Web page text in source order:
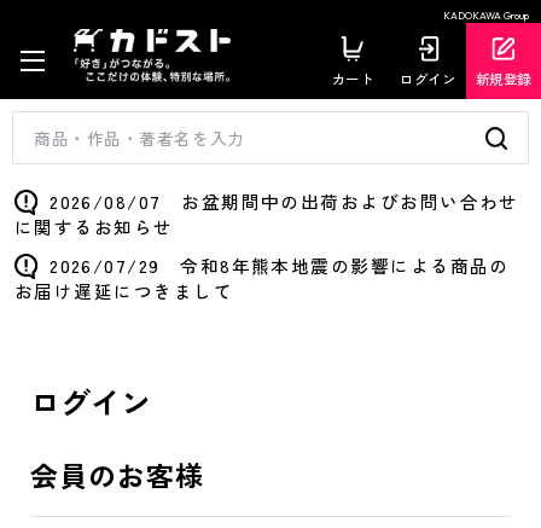
KADOKAWA Group
カート ログイン 新規登録
2026/08/07 お盆期間中の出荷およびお問い合わせ
に関するお知らせ
2026/07/29 令和8年熊本地震の影響による商品の
お届け遅延につきまして
ログイン
会員のお客様